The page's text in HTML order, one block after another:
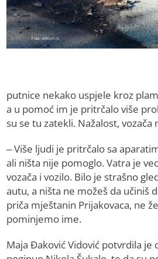
putnice nekako uspjele kroz
a u pomoć im je pritrčalo više
su se tu zatekli. Nažalost, vozača
– Više ljudi je pritrčalo sa
ali ništa nije pomoglo. Vatra je
vozača i vozilo. Bilo je strašno
autu, a ništa ne možeš da učiniš
priča mještanin Prijakovaca, ne
pominjemo ime.
Maja Đaković Vidović potvrdila je